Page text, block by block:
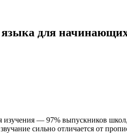
языка для
изучения — 97% выпускников
сильно отличается от